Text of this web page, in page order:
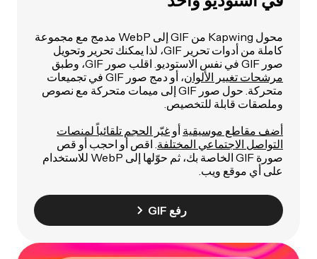
محول Kapwing من GIF إلى WebP مدمج مع مجموعة
كاملة من أدوات تحرير GIF، لذا يمكنك تحرير وتحويل
صور GIF في نفس الاستوديو. اقلب صور GIF، وطبق
مرشحات تغيير الألوان
، أو دمج صور GIF في تجميعات
متحركة. حول صور GIF إلى ميمات متحركة مع نصوص
وملصقات قابلة للتخصيص.
أضف مقاطع موسيقية أو غيّر الحجم تلقائياً لمنصات
التواصل الاجتماعي المختلفة. اقص أو احجب أو قص
صورة GIF الخاصة بك، ثم حوّلها إلى WebP للاستخدام
على أي موقع ويب.
رفع GIF